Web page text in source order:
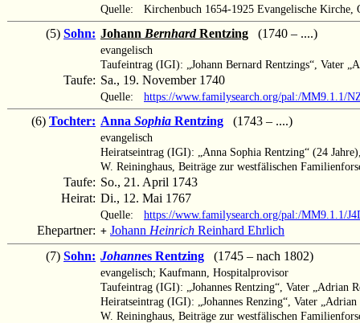
Quelle: Kirchenbuch 1654-1925 Evangelische
(5) Sohn: Johann BernhardRentzing (1740 – ....)
evangelisch
Taufeintrag (IGI): „Johann Bernard Rentzings“, Vater
Taufe: Sa., 19. November 1740
Quelle: https://www.familysearch.org/pal:/MM9.1.1/
(6) Tochter: Anna Sophia Rentzing (1743 – ....)
evangelisch
Heiratseintrag (IGI): „Anna Sophia Rentzing“ (24
W. Reininghaus, Beiträge zur westfälischen
Taufe: So., 21. April 1743
Heirat: Di., 12. Mai 1767
Quelle: https://www.familysearch.org/pal:/MM9.1.1/
Ehepartner: + Johann Heinrich Reinhard Ehrlich
(7) Sohn: Johannes Rentzing (1745 – nach 1802)
evangelisch; Kaufmann, Hospitalprovisor
Taufeintrag (IGI): „Johannes Rentzing“, Vater „Adrian
Heiratseintrag (IGI): „Johannes Renzing“, Vater
W. Reininghaus, Beiträge zur westfälischen